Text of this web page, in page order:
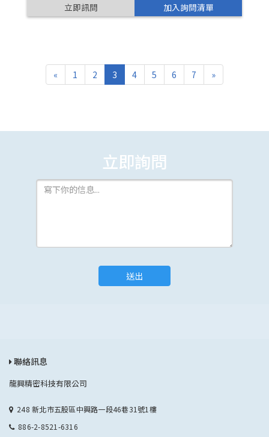
立即訊問 加入詢問清單
« 1 2 3 4 5 6 7 »
立即詢問
送出
聯絡訊息
龍興精密科技有限公司
248 新北市五股區中興路一段46巷31號1樓
886-2-8521-6316